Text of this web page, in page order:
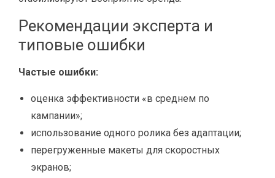
Рекомендации эксперта и
типовые ошибки
Частые ошибки:
оценка эффективности «в среднем по
кампании»;
использование одного ролика без адаптации;
перегруженные макеты для скоростных
экранов;